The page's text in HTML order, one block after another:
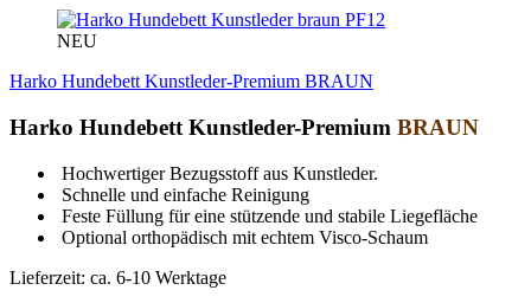
PF12
NEU
Harko Hundebett Kunstleder-Premium BRAUN
Harko Hundebett Kunstleder-Premium BRAUN
Hochwertiger Bezugsstoff aus Kunstleder.
Schnelle und einfache Reinigung
Feste Füllung für eine stützende und stabile Liegefläche
Optional orthopädisch mit echtem Visco-Schaum
Lieferzeit: ca. 6-10 Werktage